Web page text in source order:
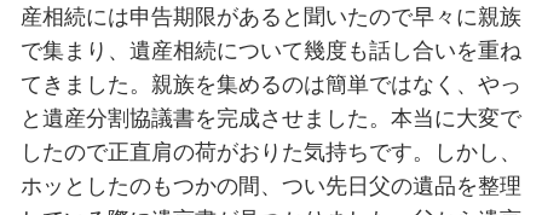
産相続には申告期限があると聞いたので早々に親族
で集まり、遺産相続について幾度も話し合いを重ね
てきました。親族を集めるのは簡単ではなく、やっ
と遺産分割協議書を完成させました。本当に大変で
したので正直肩の荷がおりた気持ちです。しかし、
ホッとしたのもつかの間、つい先日父の遺品を整理